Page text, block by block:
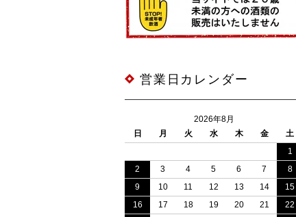
営業日カレンダー
2026年8月
日
月 火 水 木 金
土
1
2
3 4 5 6 7
8
9
10 11 12 13 14
15
16
17 18 19 20 21
22